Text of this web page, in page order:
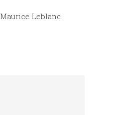
Maurice Leblanc